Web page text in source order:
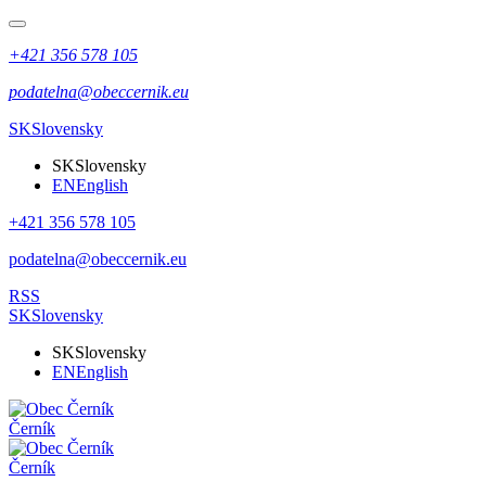
+421 356 578 105
podatelna@obeccernik.eu
SKSlovensky
SKSlovensky
ENEnglish
+421 356 578 105
podatelna@obeccernik.eu
RSS
SKSlovensky
SKSlovensky
ENEnglish
Černík
Černík